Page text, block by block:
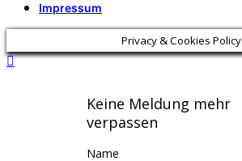
Impressum
Privacy & Cookies Policy
Keine Meldung mehr
verpassen
Name